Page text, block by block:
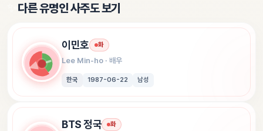
다른 유명인 사주도 보기
이민호 화
Lee Min-ho · 배우
한국 1987-06-22 남성
BTS 정국 화